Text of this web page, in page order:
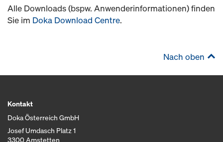
Alle Downloads (bspw. Anwenderinformationen) finden
Sie im Doka Download Centre.
Nach oben
Kontakt
Doka Österreich GmbH
Josef Umdasch Platz 1
3300 Amstetten